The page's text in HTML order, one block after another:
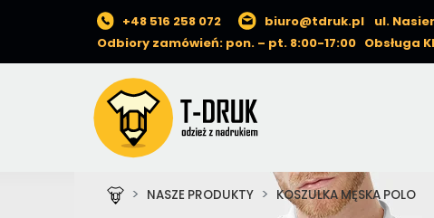
+48 516 258 072 biuro@tdruk.pl
ul.
Odbiory zamówień: pon. – pt. 8:00-17:00 Obsługa
NASZE PRODUKTY KOSZULKA MĘSKA POLO